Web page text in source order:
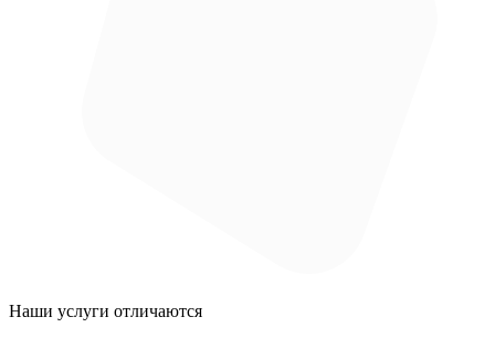
Наши услуги отличаются